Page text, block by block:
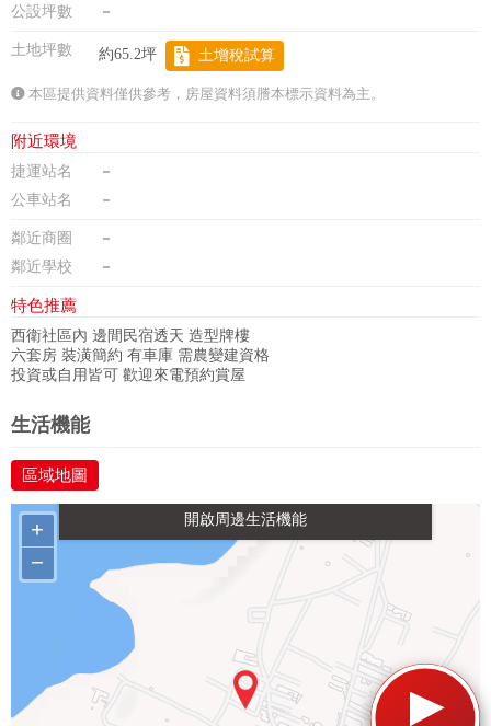
公設坪數
－
土地坪數 約65.2坪 土增稅試算
本區提供資料僅供參考，房屋資料須謄本標示資料為主。
附近環境
捷運站名
－
公車站名
－
鄰近商圈
－
鄰近學校
－
特色推薦
西衛社區內 邊間民宿透天 造型牌樓
六套房 裝潢簡約 有車庫 需農變建資格
投資或自用皆可 歡迎來電預約賞屋
生活機能
區域地圖
+
−